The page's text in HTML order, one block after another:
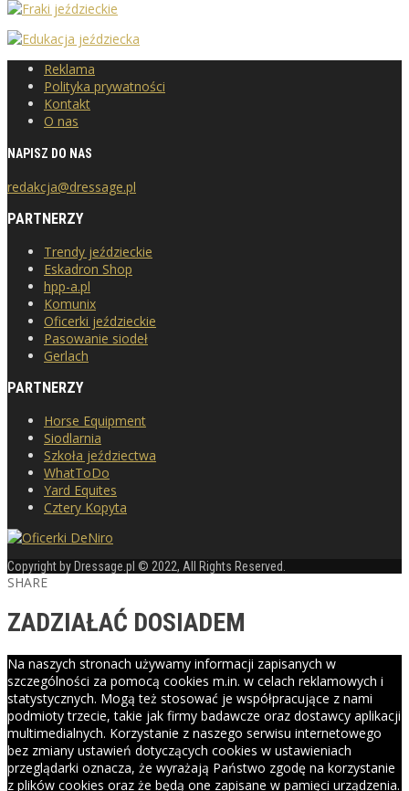
Reklama
Polityka prywatności
Kontakt
O nas
NAPISZ DO NAS
redakcja@dressage.pl
PARTNERZY
Trendy jeździeckie
Eskadron Shop
hpp-a.pl
Komunix
Oficerki jeździeckie
Pasowanie siodeł
Gerlach
PARTNERZY
Horse Equipment
Siodlarnia
Szkoła jeździectwa
WhatToDo
Yard Equites
Cztery Kopyta
Copyright by Dressage.pl © 2022, All Rights Reserved.
SHARE
ZADZIAŁAĆ DOSIADEM
Na naszych stronach używamy informacji zapisanych w
szczególności za pomocą cookies m.in. w celach reklamowych i
statystycznych. Mogą też stosować je współpracujące z nami
podmioty trzecie, takie jak firmy badawcze oraz dostawcy aplikacji
multimedialnych. Korzystanie z naszego serwisu internetowego
bez zmiany ustawień dotyczących cookies w ustawieniach
przeglądarki oznacza, że wyrażają Państwo zgodę na korzystanie
z plików cookies oraz że będą one zapisane w pamięci urządzenia.